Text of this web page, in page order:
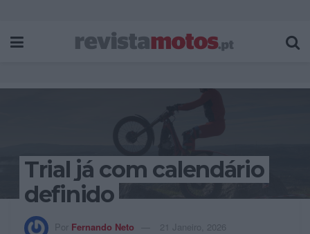
Trial já com calendário
definido
Por Fernando Neto 21 Janeiro, 2026